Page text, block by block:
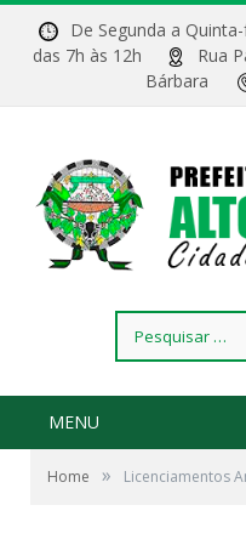
De Segunda a
das 7h às 12h
Rua
Bárbara
por:
MENU
Home » Licenciamentos